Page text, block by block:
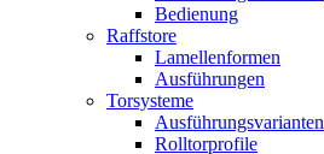
Bedienung
Raffstore
Lamellenformen
Ausführungen
Torsysteme
Ausführungsvarianten
Rolltorprofile